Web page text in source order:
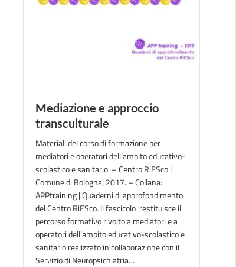
Mediazione e approccio
transculturale
Materiali del corso di formazione per
mediatori e operatori dell’ambito educativo-
scolastico e sanitario – Centro RiESco |
Comune di Bologna, 2017. – Collana:
APPtraining | Quaderni di approfondimento
del Centro RiESco. Il fascicolo restituisce il
percorso formativo rivolto a mediatori e a
operatori dell’ambito educativo-scolastico e
sanitario realizzato in collaborazione con il
Servizio di Neuropsichiatria…